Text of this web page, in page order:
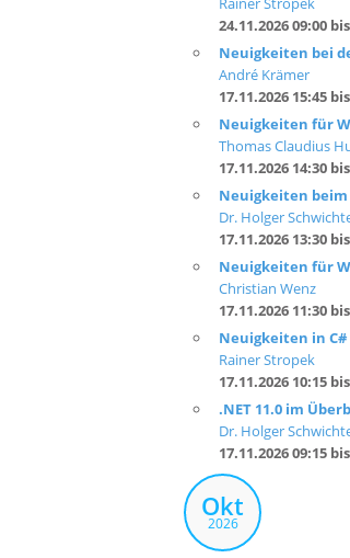
24.11.2026 09:00
Neuigkeiten bei
André Krämer
17.11.2026 15:45
Neuigkeiten für
Thomas Claudius
17.11.2026 14:30
Neuigkeiten beim
Dr. Holger
17.11.2026 13:30
Neuigkeiten für
Christian Wenz
17.11.2026 11:30
Neuigkeiten in C#
Rainer Stropek
17.11.2026 10:15
.NET 11.0 im
Dr. Holger
17.11.2026 09:15
Okt
2026